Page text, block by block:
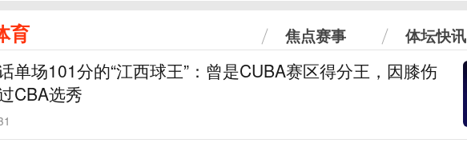
育 焦点赛事 体坛快讯
单场101分的“江西球王”：曾是CUBA赛区得分王，因膝伤
CBA选秀